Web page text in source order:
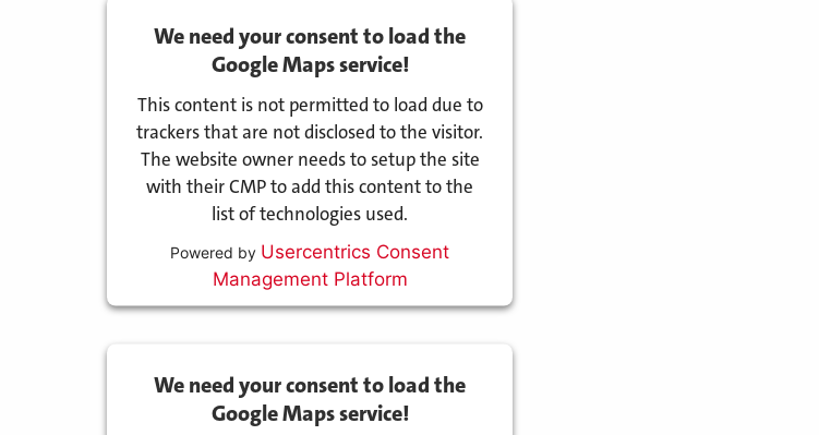
We need your consent to load the
Google Maps service!
This content is not permitted to load due to
trackers that are not disclosed to the visitor.
The website owner needs to setup the site
with their CMP to add this content to the
list of technologies used.
Powered by Usercentrics Consent
Management Platform
We need your consent to load the
Google Maps service!